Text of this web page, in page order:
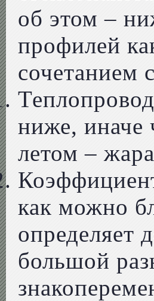
об этом –
профилей
сочетанием
ниже, иначе
летом –
как можно
определяет
большой